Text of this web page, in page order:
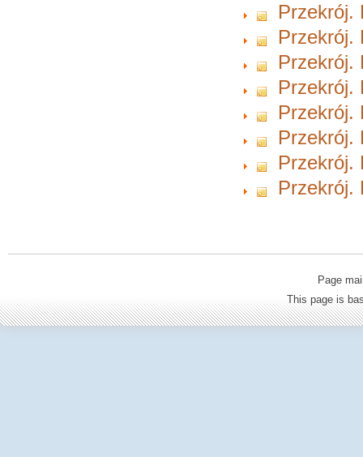
Przekrój.
Przekrój.
Przekrój.
Przekrój.
Przekrój.
Przekrój.
Przekrój.
Przekrój.
Page
This page is